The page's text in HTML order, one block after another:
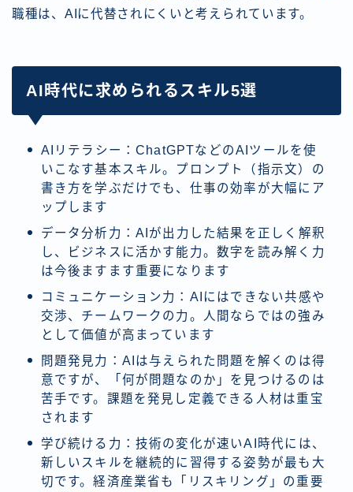
職種は、AIに代替されにくいと考えられています。
AI時代に求められるスキル5選
AIリテラシー：ChatGPTなどのAIツールを使
いこなす基本スキル。プロンプト（指示文）の
書き方を学ぶだけでも、仕事の効率が大幅にア
ップします
データ分析力：AIが出力した結果を正しく解釈
し、ビジネスに活かす能力。数字を読み解く力
は今後ますます重要になります
コミュニケーション力：AIにはできない共感や
交渉、チームワークの力。人間ならではの強み
として価値が高まっています
問題発見力：AIは与えられた問題を解くのは得
意ですが、「何が問題なのか」を見つけるのは
苦手です。課題を発見し定義できる人材は重宝
されます
学び続ける力：技術の変化が速いAI時代には、
新しいスキルを継続的に習得する姿勢が最も大
切です。経済産業省も「リスキリング」の重要